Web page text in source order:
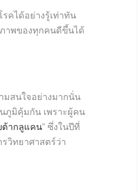
คได้อย่างรู้เท่าทัน
าพของทุกคนดีขึ้นได้
มสนใจอย่างมากนั่น
ภูมิคุ้มกัน เพราะผู้คน
ต้ากลูแคน” ซึ่งในปีที่
วิทยาศาสตร์ว่า